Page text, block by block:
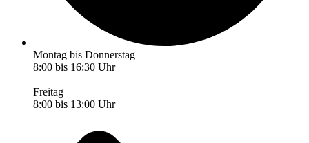
Montag bis Donnerstag
8:00 bis 16:30 Uhr
Freitag
8:00 bis 13:00 Uhr